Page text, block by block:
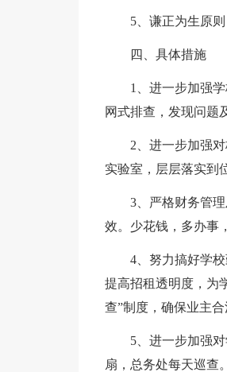
5、谦正为生原
四、具体措施
1、进一步加强
网式排查，发现问题
2、进一步加强
实验室，层层落实到
3、严格财务管
效。少花钱，多办事
4、努力搞好学
提高招租透明度，为
查”制度，确保业主合
5、进一步加强
扇，总务处每天巡查。